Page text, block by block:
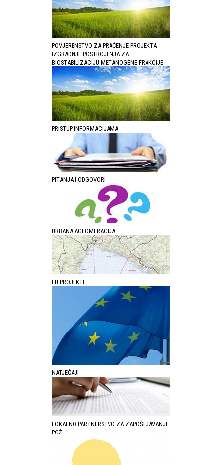
POVJERENSTVO ZA PRAĆENJE PROJEKTA
IZGRADNJE POSTROJENJA ZA
BIOSTABILIZACIJU METANOGENE FRAKCIJE
PRISTUP INFORMACIJAMA
PITANJA I ODGOVORI
URBANA AGLOMERACIJA
EU PROJEKTI
NATJEČAJI
LOKALNO PARTNERSTVO ZA ZAPOŠLJAVANJE
PGŽ